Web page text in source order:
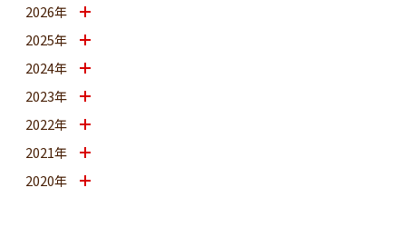
2026年
2025年
2024年
2023年
2022年
2021年
2020年